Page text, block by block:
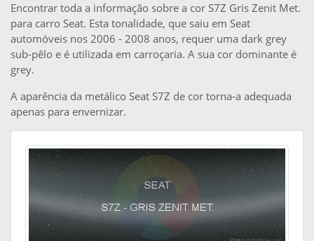
Encontrar toda a informação sobre a cor S7Z Gris Zenit Met.
para carro Seat. Esta tonalidade, que saiu em Seat
automóveis nos 2006 - 2008 anos, requer uma dark grey
sub-pêlo e é utilizada em carroçaria. A sua cor dominante é
grey.
A aparência da metálico Seat S7Z de cor torna-a adequada
apenas para envernizar.